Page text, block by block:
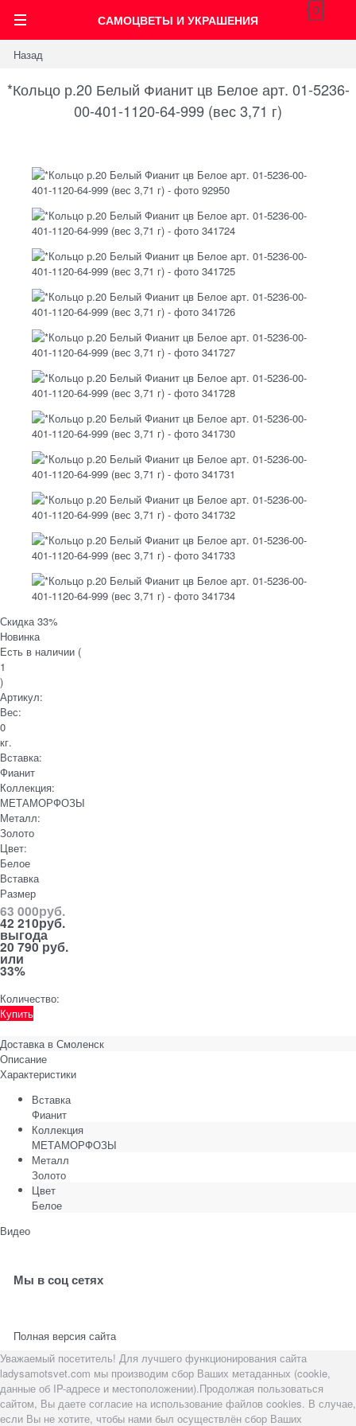
САМОЦВЕТЫ И УКРАШЕНИЯ
0
Назад
*Кольцо р.20 Белый Фианит цв Белое арт. 01-5236-
00-401-1120-64-999 (вес 3,71 г)
Скидка 33%
Новинка
Есть в наличии (
1
)
Артикул:
Вес:
0
кг.
Вставка:
Фианит
Коллекция:
МЕТАМОРФОЗЫ
Металл:
Золото
Цвет:
Белое
Вставка
Размер
63 000руб.
42 210руб.
выгода
20 790 руб.
или
33%
Количество:
Купить
Доставка в Смоленск
Описание
Характеристики
Вставка
Фианит
Коллекция
МЕТАМОРФОЗЫ
Металл
Золото
Цвет
Белое
Видео
Мы в соц сетях
Полная версия сайта
Уважаемый посетитель! Для лучшего функционирования сайта
ladysamotsvet.com мы производим сбор Ваших метаданных (cookie,
данные об IP-адресе и местоположении).Продолжая пользоваться
сайтом, Вы даете согласие на использование файлов cookies. В случае,
если Вы не хотите, чтобы нами был осуществлён сбор Ваших